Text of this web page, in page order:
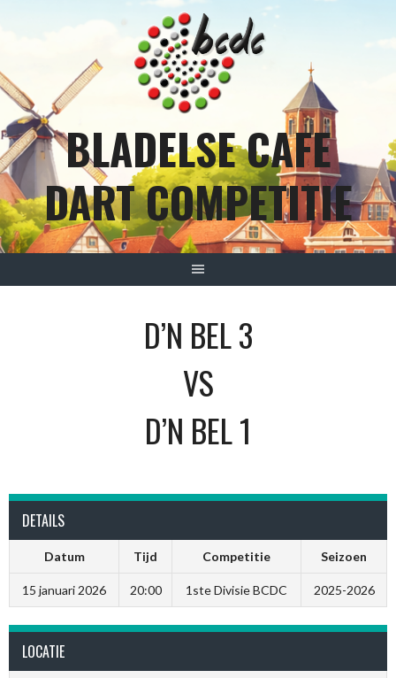
BLADELSE CAFE
DART COMPETITIE
D’N BEL 3
VS
D’N BEL 1
DETAILS
Datum Tijd Competitie Seizoen
15 januari 2026 20:00 1ste Divisie BCDC 2025-2026
LOCATIE